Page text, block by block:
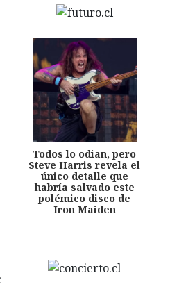
Todos lo odian, pero
Steve Harris revela el
único detalle que
habría salvado este
polémico disco de
Iron Maiden